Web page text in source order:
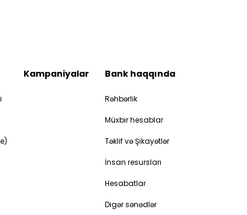
Kampaniyalar Bank haqqında
Rəhbərlik
Müxbir hesablar
Təklif və Şikayətlər
İnsan resursları
Hesabatlar
Digər sənədlər